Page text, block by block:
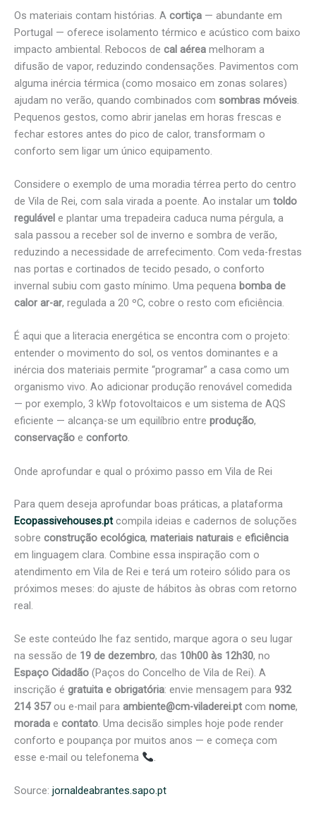
Os materiais contam histórias. A cortiça — abundante em
Portugal — oferece isolamento térmico e acústico com baixo
impacto ambiental. Rebocos de cal aérea melhoram a
difusão de vapor, reduzindo condensações. Pavimentos com
alguma inércia térmica (como mosaico em zonas solares)
ajudam no verão, quando combinados com sombras móveis.
Pequenos gestos, como abrir janelas em horas frescas e
fechar estores antes do pico de calor, transformam o
conforto sem ligar um único equipamento.
Considere o exemplo de uma moradia térrea perto do centro
de Vila de Rei, com sala virada a poente. Ao instalar um toldo
regulável e plantar uma trepadeira caduca numa pérgula, a
sala passou a receber sol de inverno e sombra de verão,
reduzindo a necessidade de arrefecimento. Com veda-frestas
nas portas e cortinados de tecido pesado, o conforto
invernal subiu com gasto mínimo. Uma pequena bomba de
calor ar-ar, regulada a 20 ºC, cobre o resto com eficiência.
É aqui que a literacia energética se encontra com o projeto:
entender o movimento do sol, os ventos dominantes e a
inércia dos materiais permite “programar” a casa como um
organismo vivo. Ao adicionar produção renovável comedida
— por exemplo, 3 kWp fotovoltaicos e um sistema de AQS
eficiente — alcança-se um equilíbrio entre produção,
conservação e conforto.
Onde aprofundar e qual o próximo passo em Vila de Rei
Para quem deseja aprofundar boas práticas, a plataforma
Ecopassivehouses.ptcompila ideias e cadernos de soluções
sobre construção ecológica, materiais naturais e eficiência
em linguagem clara. Combine essa inspiração com o
atendimento em Vila de Rei e terá um roteiro sólido para os
próximos meses: do ajuste de hábitos às obras com retorno
real.
Se este conteúdo lhe faz sentido, marque agora o seu lugar
na sessão de 19 de dezembro, das 10h00 às 12h30, no
Espaço Cidadão (Paços do Concelho de Vila de Rei). A
inscrição é gratuita e obrigatória: envie mensagem para 932
214 357ou e-mail para ambiente@cm-viladerei.pt com nome,
morada e contato. Uma decisão simples hoje pode render
conforto e poupança por muitos anos — e começa com
esse e-mail ou telefonema
.
Source: jornaldeabrantes.sapo.pt